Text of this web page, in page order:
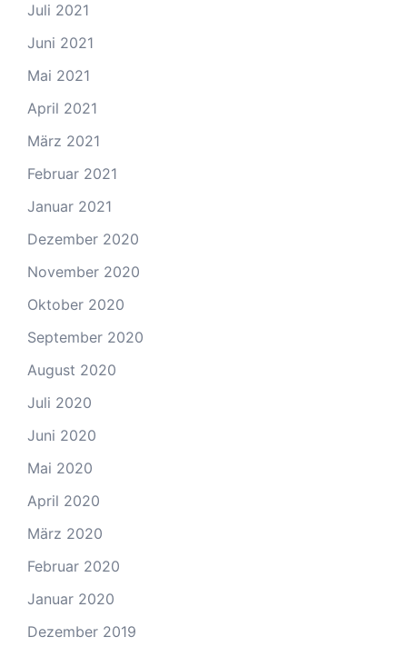
Juli 2021
Juni 2021
Mai 2021
April 2021
März 2021
Februar 2021
Januar 2021
Dezember 2020
November 2020
Oktober 2020
September 2020
August 2020
Juli 2020
Juni 2020
Mai 2020
April 2020
März 2020
Februar 2020
Januar 2020
Dezember 2019